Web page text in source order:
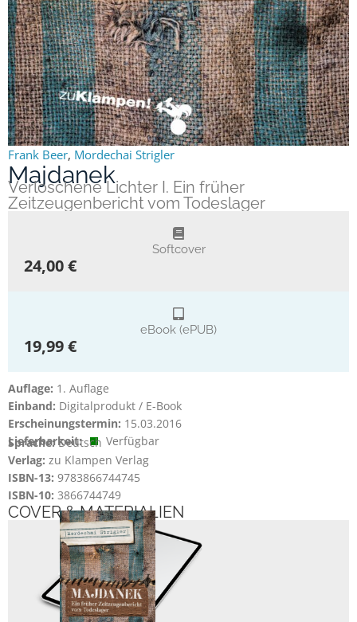
Frank Beer, Mordechai Strigler
Majdanek
Verloschene Lichter I. Ein früher
Zeitzeugenbericht vom Todeslager
Softcover
24,00 €
eBook (ePUB)
19,99 €
Auflage: 1. Auflage
Einband: Digitalprodukt / E-Book
Erscheinungstermin: 15.03.2016
Lieferbarkeit:
Verfügbar
Sprache:Deutsch
Verlag: zu Klampen Verlag
ISBN-13: 9783866744745
ISBN-10: 3866744749
COVER & MATERIALIEN